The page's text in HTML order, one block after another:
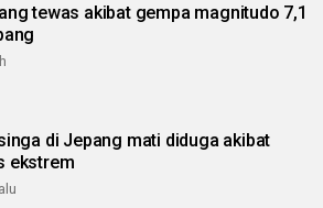
tewas akibat gempa magnitudo 7,1
di Jepang mati diduga akibat
ekstrem